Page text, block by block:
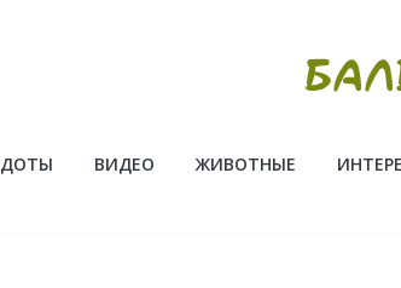
ВИДЕО ЖИВОТНЫЕ